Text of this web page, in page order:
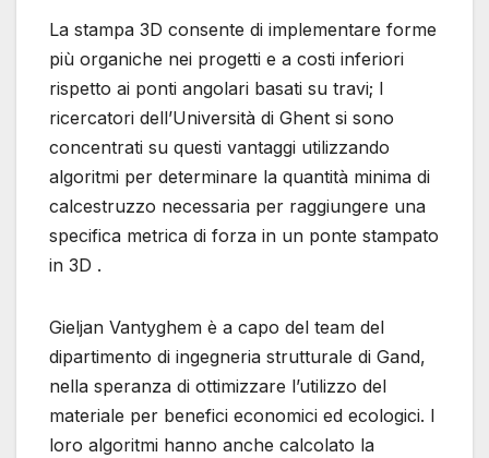
La stampa 3D consente di implementare forme
più organiche nei progetti e a costi inferiori
rispetto ai ponti angolari basati su travi; I
ricercatori dell’Università di Ghent si sono
concentrati su questi vantaggi utilizzando
algoritmi per determinare la quantità minima di
calcestruzzo necessaria per raggiungere una
specifica metrica di forza in un ponte stampato
in 3D .
Gieljan Vantyghem è a capo del team del
dipartimento di ingegneria strutturale di Gand,
nella speranza di ottimizzare l’utilizzo del
materiale per benefici economici ed ecologici. I
loro algoritmi hanno anche calcolato la